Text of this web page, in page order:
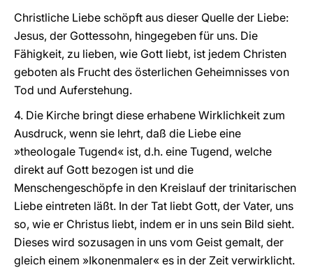
Christliche Liebe schöpft aus dieser Quelle der Liebe:
Jesus, der Gottessohn, hingegeben für uns. Die
Fähigkeit, zu lieben, wie Gott liebt, ist jedem Christen
geboten als Frucht des österlichen Geheimnisses von
Tod und Auferstehung.
4. Die Kirche bringt diese erhabene Wirklichkeit zum
Ausdruck, wenn sie lehrt, daß die Liebe eine
»theologale Tugend« ist, d.h. eine Tugend, welche
direkt auf Gott bezogen ist und die
Menschengeschöpfe in den Kreislauf der trinitarischen
Liebe eintreten läßt. In der Tat liebt Gott, der Vater, uns
so, wie er Christus liebt, indem er in uns sein Bild sieht.
Dieses wird sozusagen in uns vom Geist gemalt, der
gleich einem »Ikonenmaler« es in der Zeit verwirklicht.